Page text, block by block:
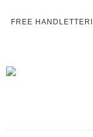
FREE